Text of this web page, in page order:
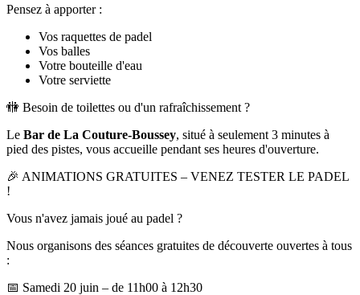
Pensez à apporter :
Vos raquettes de padel
Vos balles
Votre bouteille d'eau
Votre serviette
🚻 Besoin de toilettes ou d'un rafraîchissement ?
Le Bar de La Couture-Boussey, situé à seulement 3 minutes à
pied des pistes, vous accueille pendant ses heures d'ouverture.
🎉 ANIMATIONS GRATUITES – VENEZ TESTER LE PADEL
!
Vous n'avez jamais joué au padel ?
Nous organisons des séances gratuites de découverte ouvertes à tous
:
📅 Samedi 20 juin – de 11h00 à 12h30